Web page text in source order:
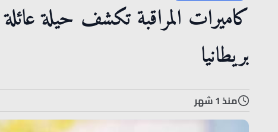
كاميرات المراقبة تكشف حيلة
بريطانيا
منذ 1 شهر